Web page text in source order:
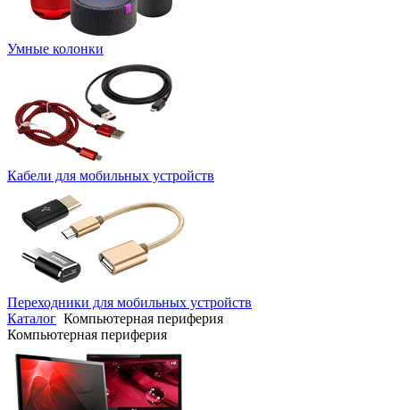
Умные колонки
Кабели для мобильных устройств
Переходники для мобильных устройств
Каталог Компьютерная периферия
Компьютерная периферия